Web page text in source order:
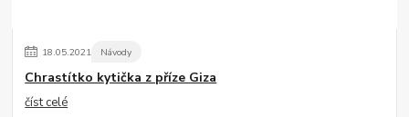
18.05.2021 Návody
Chrastítko kytička z příze Giza
číst celé